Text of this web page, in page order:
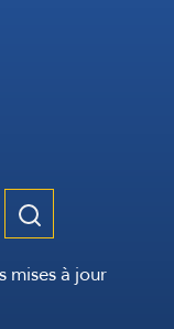
mises à jour